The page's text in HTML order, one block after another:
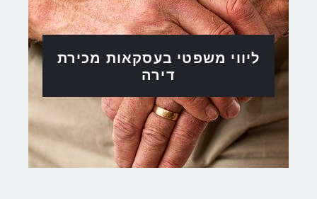
ליווי משפטי בעסקאות מכירת
דירה